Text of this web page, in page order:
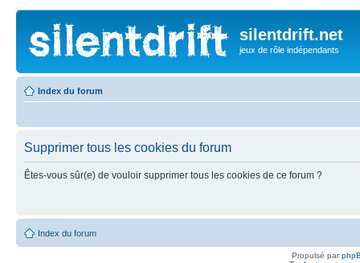
silentdrift.net
jeux de rôle indépendants
Index du forum
Supprimer tous les cookies du forum
Êtes-vous sûr(e) de vouloir supprimer tous les cookies de ce forum ?
Index du forum
Propulsé par